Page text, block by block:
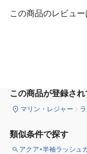
この商品のレビュー
この商品が登録さ
マリン・レジャー
類似条件で探す
アクア×半袖ラッシュ